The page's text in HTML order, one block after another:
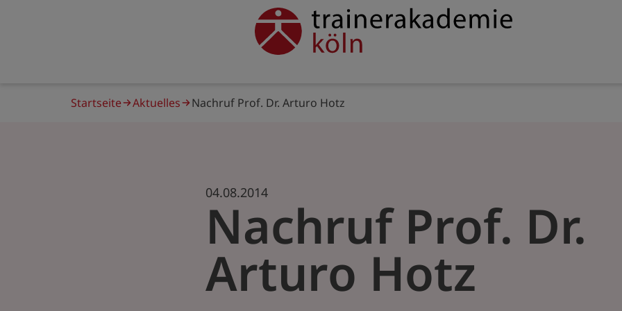
Service
navigation
trainerakademie
Startseite Aktuelles Nachruf Prof. Dr. Arturo Hotz
Nachruf Prof. Dr.
Arturo Hotz
04.08.2014